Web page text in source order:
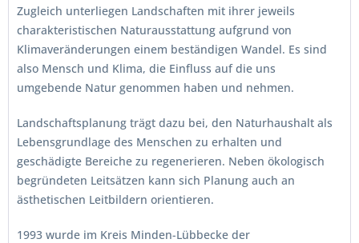
Zugleich unterliegen Landschaften mit ihrer jeweils
charakteristischen Naturausstattung aufgrund von
Klimaveränderungen einem beständigen Wandel. Es sind
also Mensch und Klima, die Einfluss auf die uns
umgebende Natur genommen haben und nehmen.
Landschaftsplanung trägt dazu bei, den Naturhaushalt als
Lebensgrundlage des Menschen zu erhalten und
geschädigte Bereiche zu regenerieren. Neben ökologisch
begründeten Leitsätzen kann sich Planung auch an
ästhetischen Leitbildern orientieren.
1993 wurde im Kreis Minden-Lübbecke der